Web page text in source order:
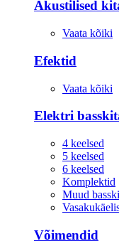
Akustilised
Vaata kõiki
Efektid
Vaata kõiki
Elektri
4 keelsed
5 keelsed
6 keelsed
Komplektid
Muud
Võimendid